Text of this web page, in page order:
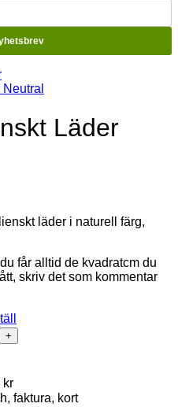
Läder
läder i naturell färg,
får alltid de kvadratcm du
skriv det som kommentar
kr
faktura, kort